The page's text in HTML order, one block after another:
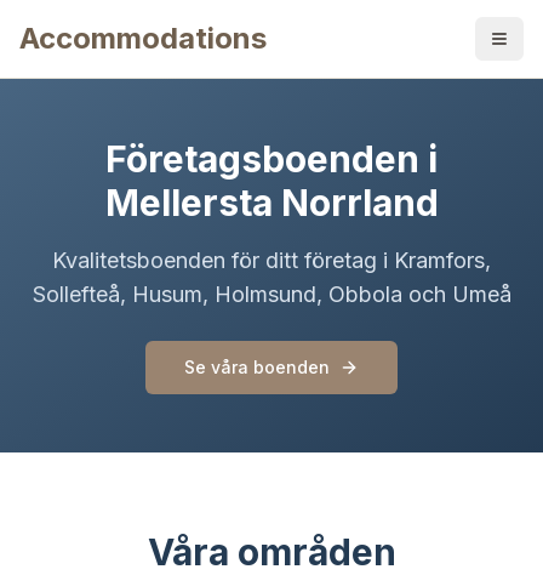
Accommodations
Företagsboenden i
Mellersta Norrland
Kvalitetsboenden för ditt företag i Kramfors,
Sollefteå, Husum, Holmsund, Obbola och Umeå
Se våra boenden
Våra områden